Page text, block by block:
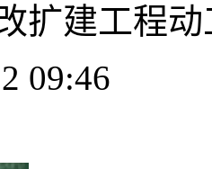
扩建工程
09:46